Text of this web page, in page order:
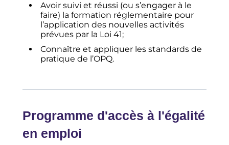
Avoir suivi et réussi (ou s’engager à le
faire) la formation réglementaire pour
l’application des nouvelles activités
prévues par la Loi 41;
Connaître et appliquer les standards de
pratique de l’OPQ.
Programme d'accès à l'égalité
en emploi